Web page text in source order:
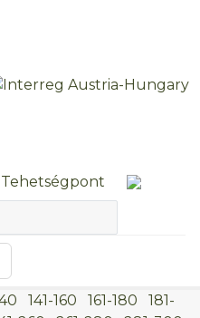
141-160 161-180
181-